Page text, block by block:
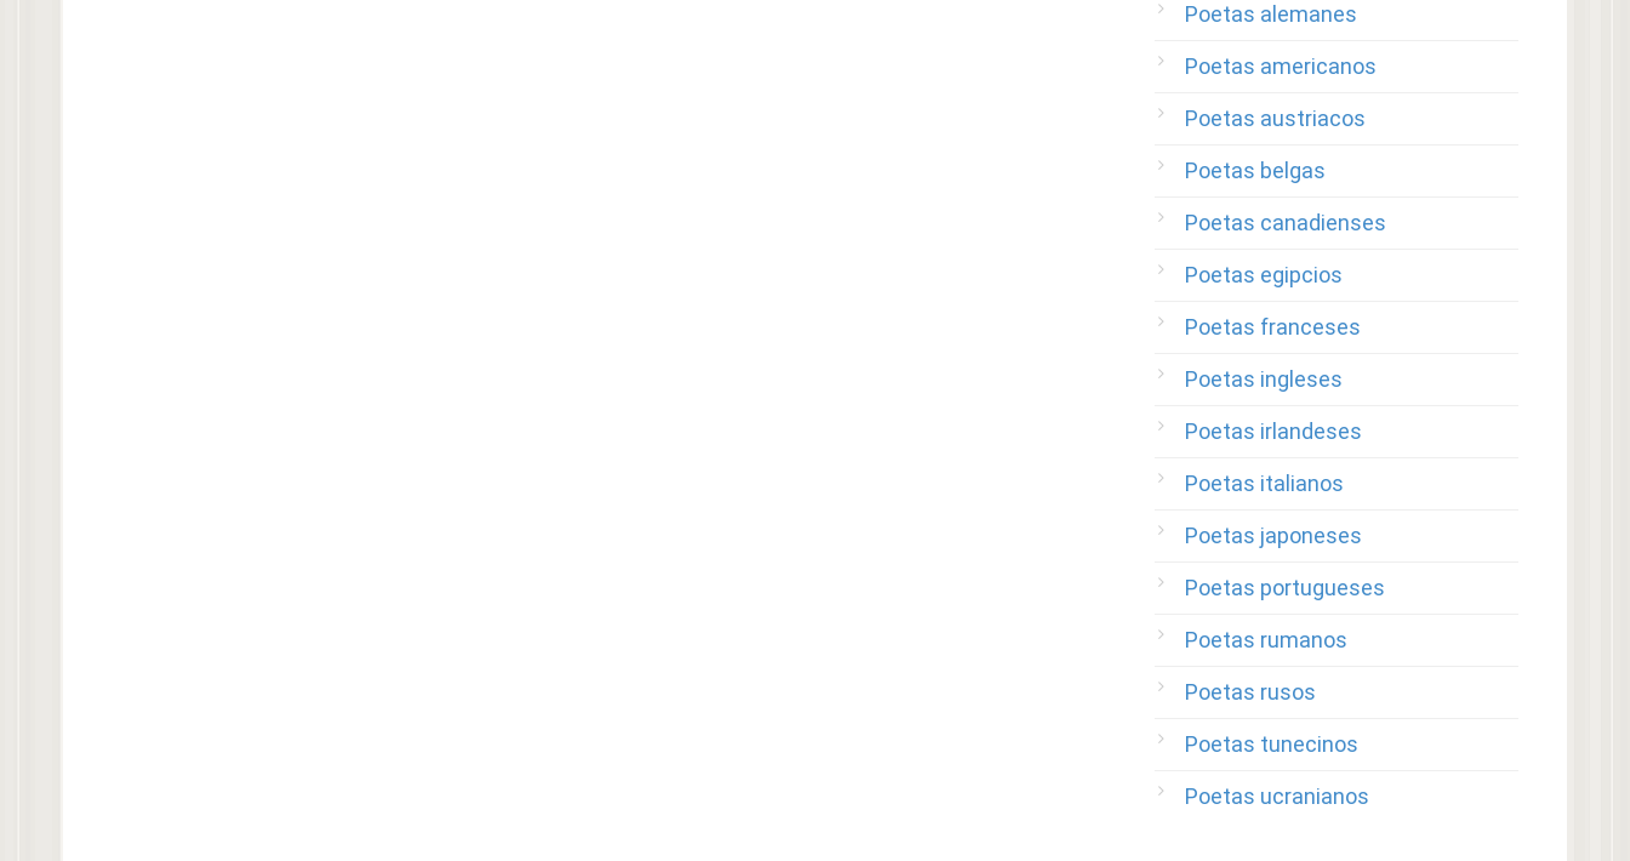
Poetas alemanes
Poetas americanos
Poetas austriacos
Poetas belgas
Poetas canadienses
Poetas egipcios
Poetas franceses
Poetas ingleses
Poetas irlandeses
Poetas italianos
Poetas japoneses
Poetas portugueses
Poetas rumanos
Poetas rusos
Poetas tunecinos
Poetas ucranianos